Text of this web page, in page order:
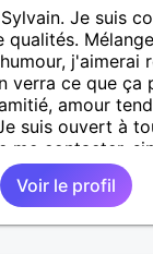
Je suis
qualités.
j'aimerai
verra ce que ça
amour
suis ouvert à
me contacter,
Ou peut-être pas!
Voir le profil